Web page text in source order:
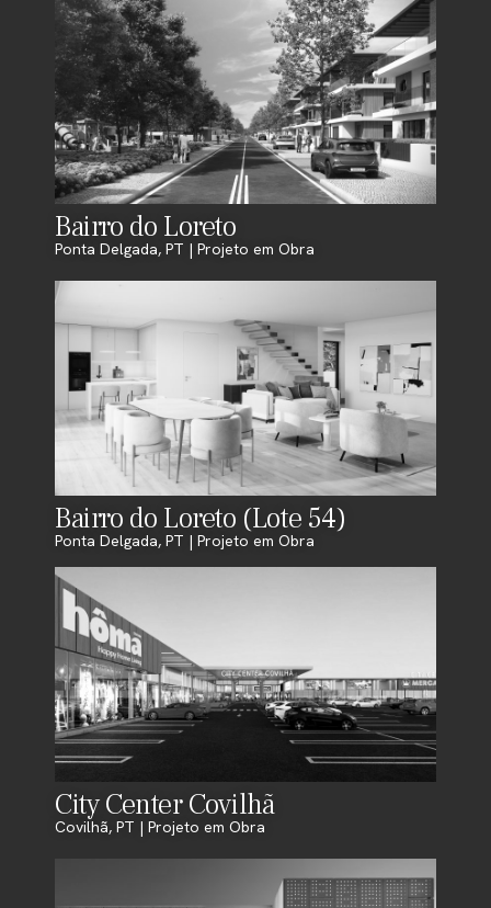
Bairro do Loreto
Ponta Delgada, PT | Projeto em Obra
Bairro do Loreto (Lote 54)
Ponta Delgada, PT | Projeto em Obra
City Center Covilhã
Covilhã, PT | Projeto em Obra